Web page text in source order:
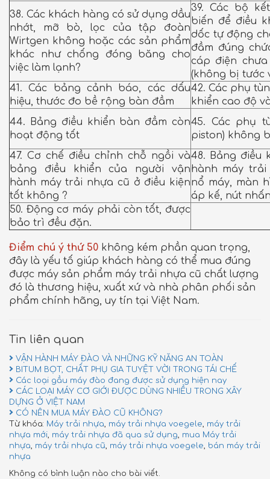
38. Các khách hàng có sử dụng dầu
nhớt, mỡ bò, lọc của tập đoàn
Wirtgen không hoặc các sản phẩm
khác như chống đóng băng cho
việc làm lạnh?
39. Các bộ
biến để điều
dốc tự động
đầm đúng
cáp điện
(không bị tước
41. Các bảng cảnh báo, các dấu
hiệu, thước đo bề rộng bàn đầm
42. Các phụ
khiển cao độ
44. Bảng điều khiển bàn đầm còn
hoạt động tốt
45. Các phụ
piston) không
47. Cơ chế điều chỉnh chỗ ngồi và
bảng điều khiển của người vận
hành máy trải nhựa cũ ở điều kiện
tốt không ?
48. Bảng điều
hành máy
nổ máy, màn
áp kế, nút
50. Động cơ máy phải còn tốt, được
bảo trì đều đặn.
Điểm chú ý thứ 50 không kém phần quan trọng,
đây là yếu tố giúp khách hàng có thể mua đúng
được máy sản phẩm máy trải nhựa cũ chất lượng
đó là thương hiệu, xuất xứ và nhà phân phối sản
phẩm chính hãng, uy tín tại Việt Nam.
Tin liên quan
VẬN HÀNH MÁY ĐÀO VÀ NHỮNG KỸ NĂNG AN TOÀN
BITUM BỌT, CHẤT PHỤ GIA TUYỆT VỜI TRONG TÁI CHẾ
Các loại gầu máy đào đang được sử dụng hiện nay
CÁC LOẠI MÁY CƠ GIỚI ĐƯỢC DÙNG NHIỀU TRONG XÂY
DỰNG Ở VIỆT NAM
CÓ NÊN MUA MÁY ĐÀO CŨ KHÔNG?
Từ khóa: Máy trải nhựa máy trải nhựa voegele
máy trải
nhựa mới máy trải nhựa đã qua sử dụng
mua Máy trải
nhựa
máy trải nhựa cũ máy trải nhựa voegele
bán máy trải
nhựa
Không có bình luận nào cho bài viết.